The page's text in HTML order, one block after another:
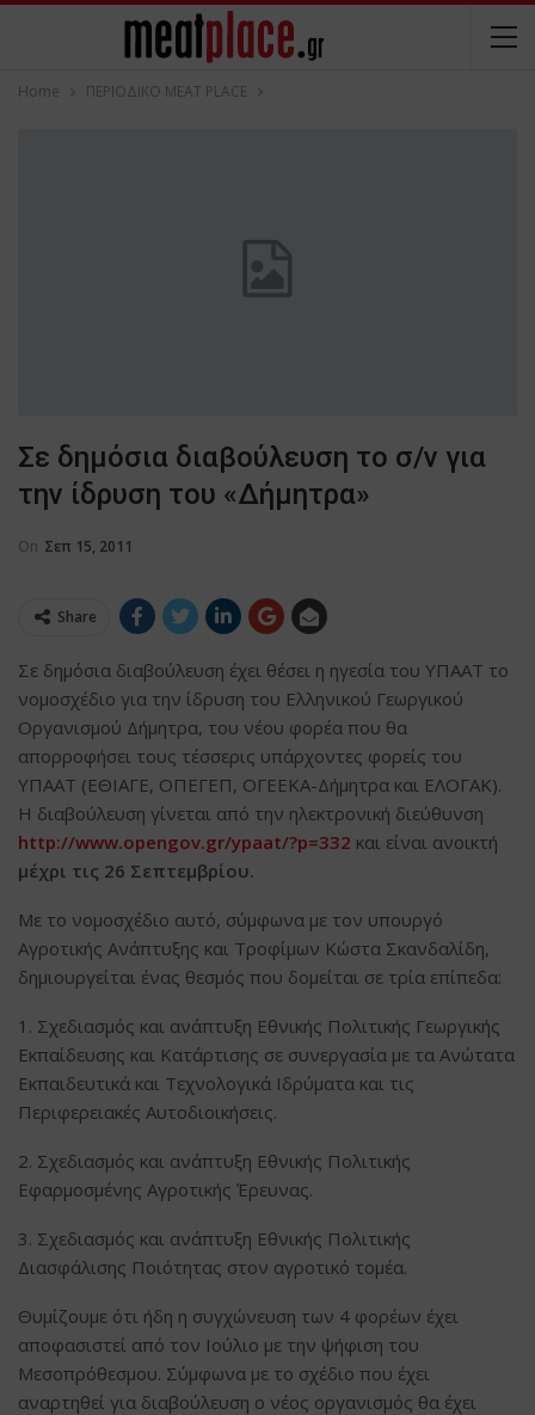
Home ΠΕΡΙΟΔΙΚΟ ΜΕΑΤ PLACE
Σε δημόσια διαβούλευση το σ/ν για
την ίδρυση του «Δήμητρα»
On Σεπ 15, 2011
Share
Σε δημόσια διαβούλευση έχει θέσει η ηγεσία του ΥΠΑΑΤ το
νομοσχέδιο για την ίδρυση του Ελληνικού Γεωργικού
Οργανισμού Δήμητρα, του νέου φορέα που θα
απορροφήσει τους τέσσερις υπάρχοντες φορείς του
ΥΠΑΑΤ (ΕΘΙΑΓΕ, ΟΠΕΓΕΠ, ΟΓΕΕΚΑ-Δήμητρα και ΕΛΟΓΑΚ).
Η διαβούλευση γίνεται από την ηλεκτρονική διεύθυνση
http://www.opengov.gr/ypaat/?p=332 και είναι ανοικτή
μέχρι τις 26 Σεπτεμβρίου.
Με το νομοσχέδιο αυτό, σύμφωνα με τον υπουργό
Αγροτικής Ανάπτυξης και Τροφίμων Κώστα Σκανδαλίδη,
δημιουργείται ένας θεσμός που δομείται σε τρία επίπεδα:
1. Σχεδιασμός και ανάπτυξη Εθνικής Πολιτικής Γεωργικής
Εκπαίδευσης και Κατάρτισης σε συνεργασία με τα Ανώτατα
Εκπαιδευτικά και Τεχνολογικά Ιδρύματα και τις
Περιφερειακές Αυτοδιοικήσεις.
2. Σχεδιασμός και ανάπτυξη Εθνικής Πολιτικής
Εφαρμοσμένης Αγροτικής Έρευνας.
3. Σχεδιασμός και ανάπτυξη Εθνικής Πολιτικής
Διασφάλισης Ποιότητας στον αγροτικό τομέα.
Θυμίζουμε ότι ήδη η συγχώνευση των 4 φορέων έχει
αποφασιστεί από τον Ιούλιο με την ψήφιση του
Μεσοπρόθεσμου. Σύμφωνα με το σχέδιο που έχει
αναρτηθεί για διαβούλευση ο νέος οργανισμός θα έχει